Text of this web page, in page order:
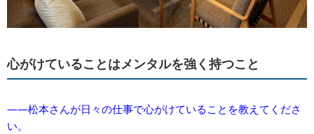
心がけていることはメンタルを強く持つこと
――松本さんが日々の仕事で心がけていることを教えてくださ
い。